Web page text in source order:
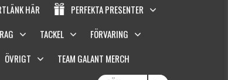
HÄR
PERFEKTA PRESENTER
TACKEL
FÖRVARING
ÖVRIGT
TEAM GALANT MERCH